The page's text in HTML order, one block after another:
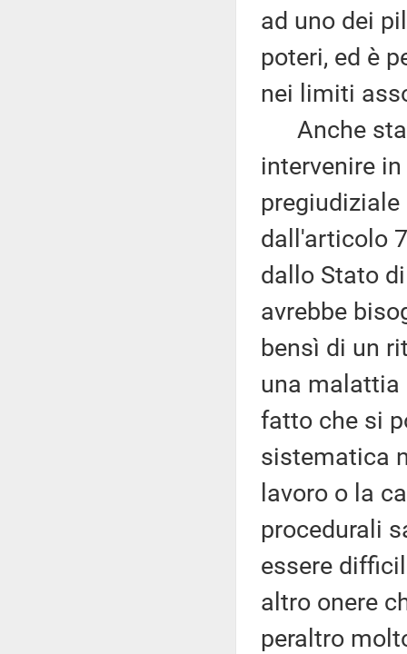
ad uno dei
poteri, ed è
nei limiti
Anche
intervenire
dall'articolo
dallo Stato
avrebbe
bensì di un
una malattia
fatto che si
sistematica
lavoro o la
procedurali
essere
altro onere
peraltro